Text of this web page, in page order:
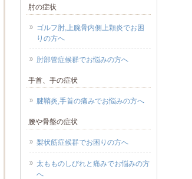
肘の症状
ゴルフ肘,上腕骨内側上顆炎でお困
りの方へ
肘部管症候群でお悩みの方へ
手首、手の症状
腱鞘炎,手首の痛みでお悩みの方へ
腰や骨盤の症状
梨状筋症候群でお困りの方へ
太もものしびれと痛みでお悩みの方
へ